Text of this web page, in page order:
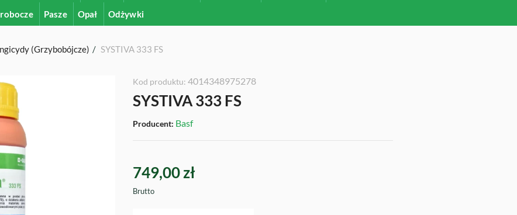
Pasze Opał Odżywki
(Grzybobójcze) SYSTIVA 333 FS
Kod produktu: 4014348975278
SYSTIVA 333 FS
Producent: Basf
749,00 zł
Brutto